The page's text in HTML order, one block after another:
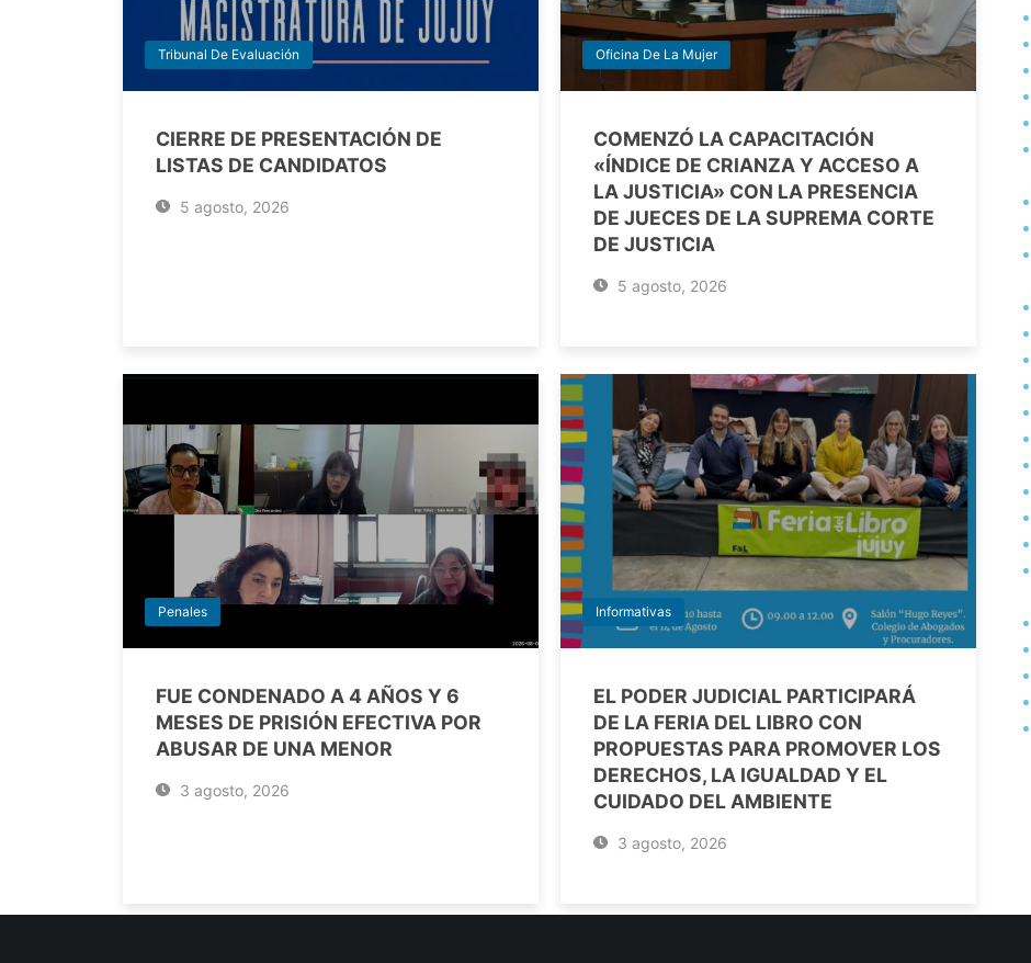
Tribunal De Evaluación
CIERRE DE PRESENTACIÓN DE
LISTAS DE CANDIDATOS
5 agosto, 2026
Oficina De La Mujer
COMENZÓ LA CAPACITACIÓN
«ÍNDICE DE CRIANZA Y ACCESO A
LA JUSTICIA» CON LA PRESENCIA
DE JUECES DE LA SUPREMA CORTE
DE JUSTICIA
5 agosto, 2026
Penales
FUE CONDENADO A 4 AÑOS Y 6
MESES DE PRISIÓN EFECTIVA POR
ABUSAR DE UNA MENOR
3 agosto, 2026
Informativas
EL PODER JUDICIAL PARTICIPARÁ
DE LA FERIA DEL LIBRO CON
PROPUESTAS PARA PROMOVER LOS
DERECHOS, LA IGUALDAD Y EL
CUIDADO DEL AMBIENTE
3 agosto, 2026